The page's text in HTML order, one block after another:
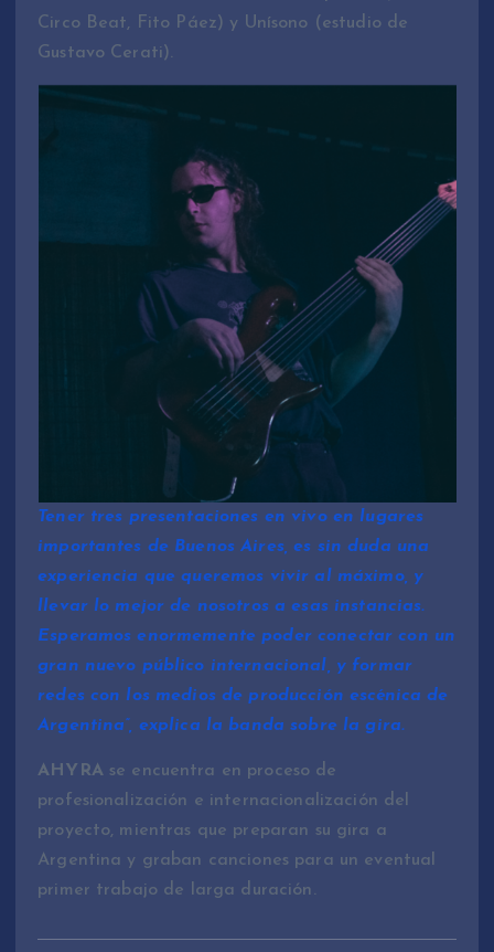
Circo Beat, Fito Páez) y Unísono (estudio de
Gustavo Cerati).
Tener tres presentaciones en vivo en lugares
importantes de Buenos Aires, es sin duda una
experiencia que queremos vivir al máximo, y
llevar lo mejor de nosotros a esas instancias.
Esperamos enormemente poder conectar con un
gran nuevo público internacional, y formar
redes con los medios de producción escénica de
Argentina”, explica la banda sobre la gira.
AHYRAse encuentra en proceso de
profesionalización e internacionalización del
proyecto, mientras que preparan su gira a
Argentina y graban canciones para un eventual
primer trabajo de larga duración.